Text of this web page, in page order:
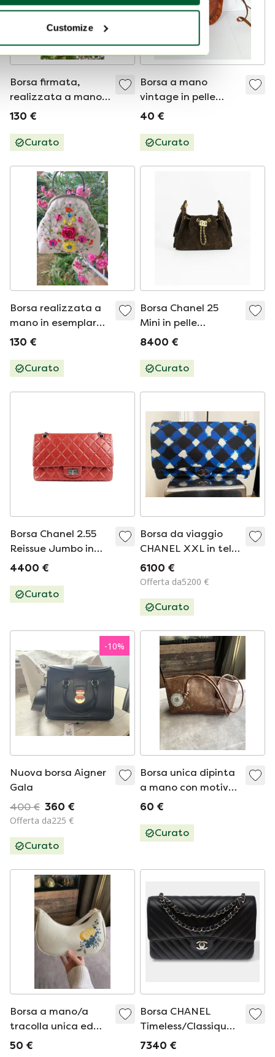
Customize
Borsa firmata,
realizzata a mano,
con ricami.
130 €
Curato
Borsa a mano
vintage in pelle
marrone goffrata:
boho fatta a mano
40 €
Curato
Borsa realizzata a
mano in esemplare
unico.
130 €
Curato
Borsa Chanel 25
Mini in pelle
scamosciata
8400 €
Curato
Borsa Chanel 2.55
Reissue Jumbo in
pelle di vitello
4400 €
Curato
Borsa da viaggio
CHANEL XXL in tela
stampata, ideale
per compagnie
6100 €
Offerta da5200 €
Curato
-10%
Nuova borsa Aigner
Gala
400 € 360 €
Offerta da225 €
Curato
Borsa unica dipinta
a mano con motivo
dente di leone di
60 €
Curato
Borsa a mano/a
tracolla unica ed
elegante con
50 €
Borsa CHANEL
Timeless/Classique
en Cuir Noir - 103570
7340 €